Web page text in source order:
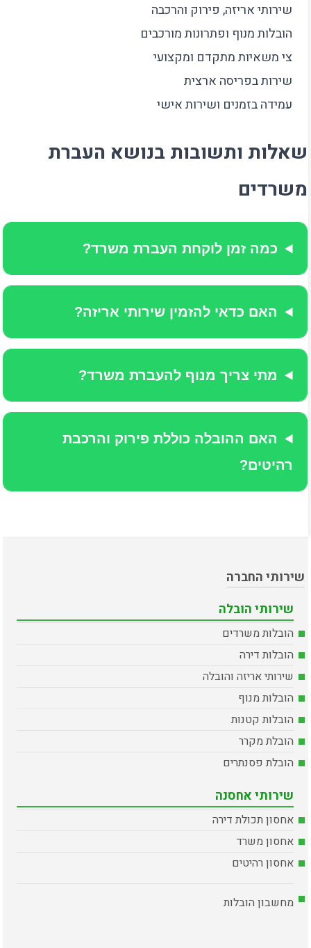
שירותי אריזה, פירוק והרכבה
הובלות מנוף ופתרונות מורכבים
צי משאיות מתקדם ומקצועי
שירות בפריסה ארצית
עמידה בזמנים ושירות אישי
שאלות ותשובות בנושא העברת
משרדים
כמה זמן לוקחת העברת משרד?
האם כדאי להזמין שירותי אריזה?
מתי צריך מנוף להעברת משרד?
האם ההובלה כוללת פירוק והרכבת
רהיטים?
שירותי החברה
שירותי הובלה
הובלות משרדים
הובלות דירה
שירותי אריזה והובלה
הובלות מנוף
הובלות קטנות
הובלת מקרר
הובלת פסנתרים
שירותי אחסנה
אחסון תכולת דירה
אחסון משרד
אחסון רהיטים
מחשבון הובלות